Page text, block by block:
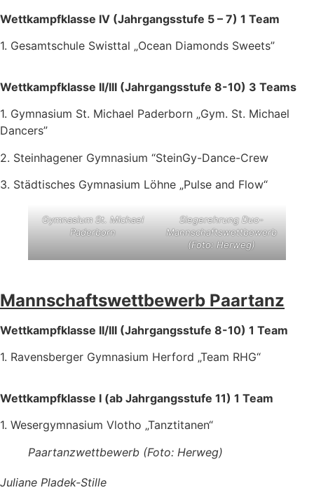
Wettkampfklasse IV (Jahrgangsstufe 5 – 7) 1 Team
1. Gesamtschule Swisttal „Ocean Diamonds Sweets”
Wettkampfklasse II/III (Jahrgangsstufe 8-10) 3 Teams
1. Gymnasium St. Michael Paderborn „Gym. St. Michael
Dancers”
2. Steinhagener Gymnasium “SteinGy-Dance-Crew
3. Städtisches Gymnasium Löhne „Pulse and Flow“
Gymnasium St. Michael
Paderborn
Siegerehrung Duo-
Mannschaftswettbewerb
(Foto: Herweg)
Mannschaftswettbewerb Paartanz
Wettkampfklasse II/III (Jahrgangsstufe 8-10) 1 Team
1. Ravensberger Gymnasium Herford „Team RHG“
Wettkampfklasse I (ab Jahrgangsstufe 11) 1 Team
1. Wesergymnasium Vlotho „Tanztitanen“
Paartanzwettbewerb (Foto: Herweg)
Juliane Pladek-Stille